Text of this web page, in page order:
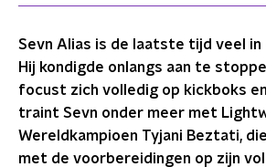
Sevn Alias is de laatste tijd veel in
Hij kondigde onlangs aan te
focust zich volledig op kickboks
traint Sevn onder meer met
Wereldkampioen Tyjani Beztati,
met de voorbereidingen op zijn